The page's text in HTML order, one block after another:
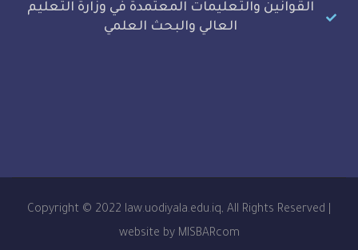
والتعليمات المعتمدة في وزارة التعليم
العالي والبحث العلمي
Copyright © 2022 law.uodiyala.edu.iq, All Rights
website by MISBARcom